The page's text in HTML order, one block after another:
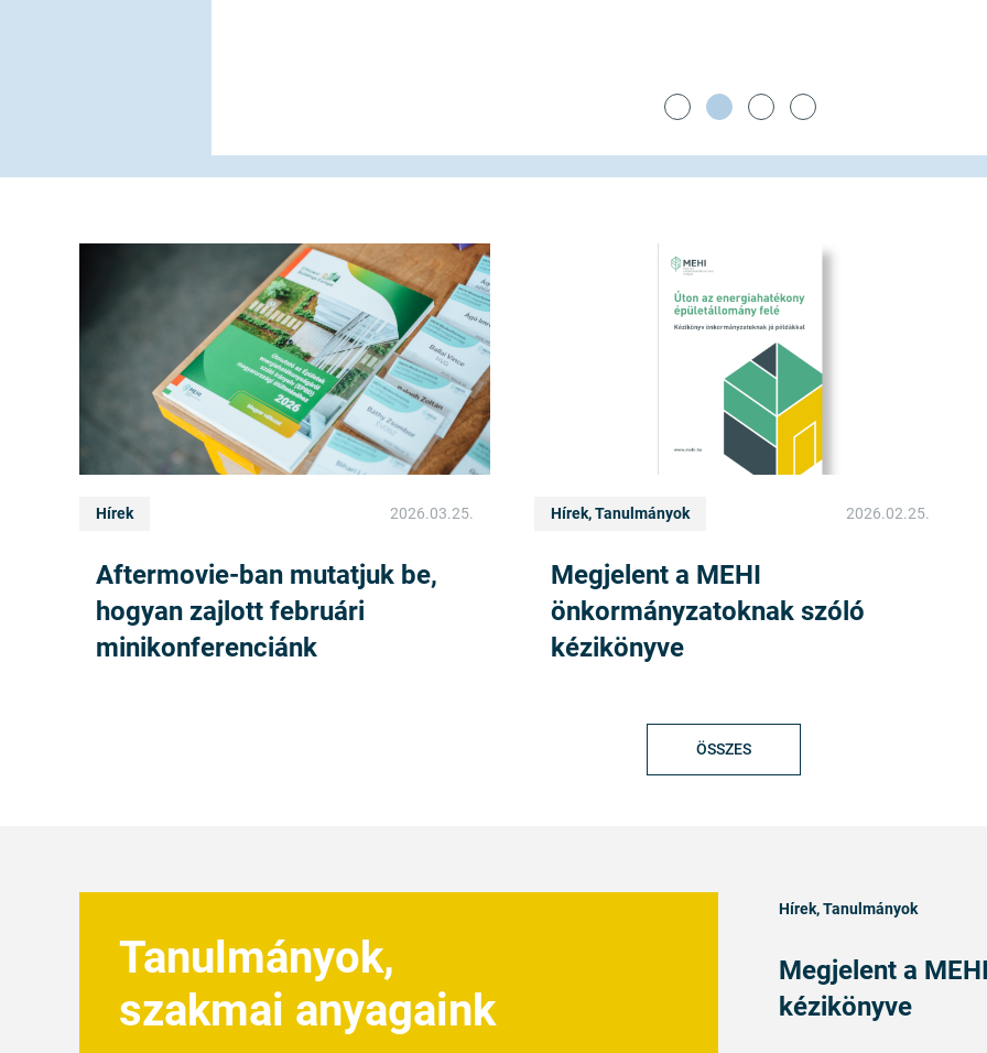
Hírek 2026.03.25.
Aftermovie-ban mutatjuk be,
hogyan zajlott februári
minikonferenciánk
Hírek, Tanulmányok 2026.02.25.
Megjelent a MEHI
önkormányzatoknak szóló
kézikönyve
ÖSSZES
Tanulmányok,
szakmai anyagaink
Hírek, Tanulmányok
Megjelent a
kézikönyve